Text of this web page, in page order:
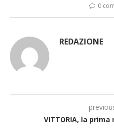
0
REDAZIONE
VITTORIA, la